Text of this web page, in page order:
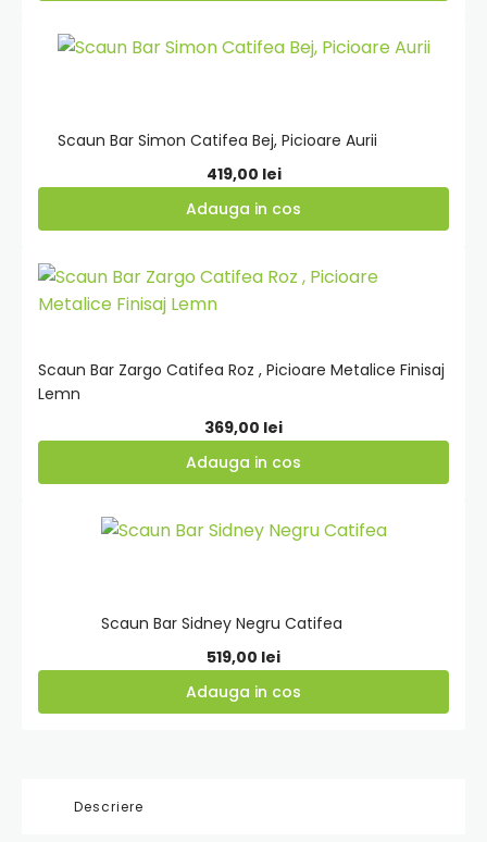
Scaun Bar Simon Catifea Bej, Picioare Aurii
419,00 lei
Adauga in cos
Adauga
Scaun Bar Zargo Catifea Roz , Picioare Metalice Finisaj
Lemn
369,00 lei
Adauga in cos
Adauga
Scaun Bar Sidney Negru Catifea
519,00 lei
Adauga in cos
Adauga
Descriere